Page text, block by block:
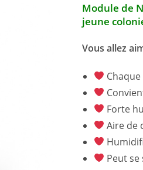
Module de
jeune
Vous allez
Forte
Aire de
Peut